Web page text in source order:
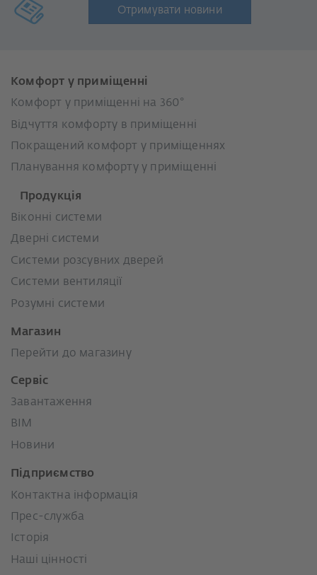
Отримувати новини
Комфорт у приміщенні
Комфорт у приміщенні на 360°
Відчуття комфорту в приміщенні
Покращений комфорт у приміщеннях
Планування комфорту у приміщенні
Продукція
Віконні системи
Дверні системи
Системи розсувних дверей
Системи вентиляції
Розумні системи
Магазин
Перейти до магазину
Сервіс
Завантаження
BIM
Новини
Підприємство
Контактна інформація
Прес-служба
Історія
Наші цінності